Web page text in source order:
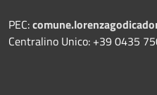
PEC:
Centralino Unico: +39 0435